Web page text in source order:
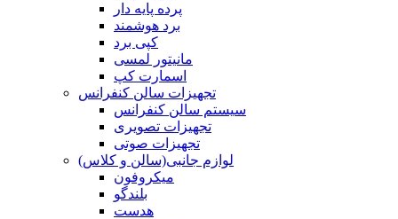
پرده پایه دار
برد هوشمند
کپی برد
مانیتور لمسی
اسمارت کپ
تجهیزات سالن کنفرانس
سیستم سالن کنفرانس
تجهیزات تصویری
تجهیزات صوتی
لوازم جانبی(سالن و کلاس)
میکروفون
بلندگو
هدست